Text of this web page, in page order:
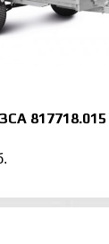
817718.015